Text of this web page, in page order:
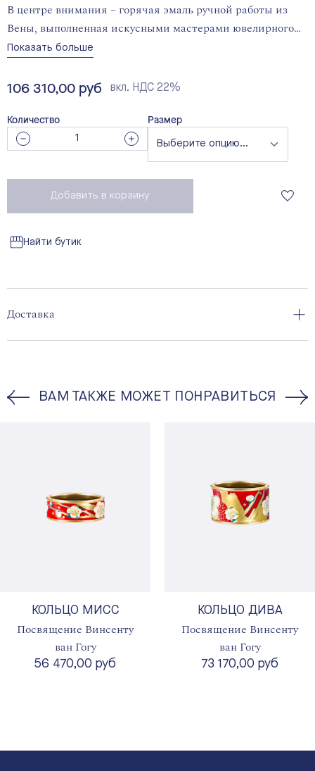
В центре внимания – горячая эмаль ручной работы из
Вены, выполненная искусными мастерами ювелирного
дома.
Показать больше
106 310,00 руб вкл. НДС 22%
Количество Размер
Добавить в корзину
Найти бутик
Доставка
ВАМ ТАКЖЕ МОЖЕТ ПОНРАВИТЬСЯ
КОЛЬЦО МИСС
Посвящение Винсенту
ван Гогу
56 470,00 руб
КОЛЬЦО ДИВА
Посвящение Винсенту
ван Гогу
73 170,00 руб